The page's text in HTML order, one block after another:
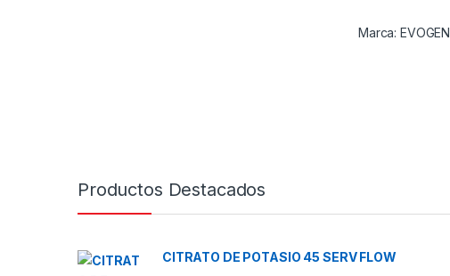
Marca:EVOGEN
Productos Destacados
CITRATO DE POTASIO 45 SERV FLOW